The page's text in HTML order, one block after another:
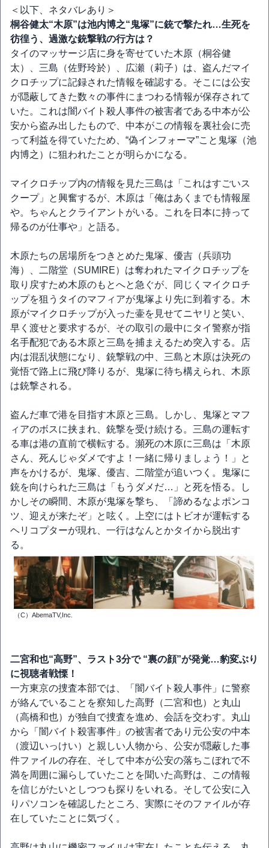
＜以下、ネタバレあり＞
桐谷健太“木原”は池内博之“鬼塚”に銃で撃たれ…生死を
彷徨う、過激な銃撃戦の行方は？
タイのマッサージ店に身を寄せていた木原（桐谷健
太）、三島（佐野玲於）、広瀬（莉子）は、盗んだマイ
クロチップに記録された情報を確認する。そこには公安
が隠蔽してきた数々の事件にまつわる情報が保存されて
いた。これは闇バイト殺人事件の被害者である中本が公
安から盗み出したもので、中本がこの情報を裏社会に売
って利益を得ていたため、“偽インフォーマ”こと鬼塚（池
内博之）に狙われたことが明らかになる。
マイクロチップ内の情報を見た三島は「これはすごいス
クープ」と興奮するが、木原は「俺はあくまでも情報屋
や。ちゃんとクライアントがいる。これを日本に持って
帰るのが仕事や」と語る。
木原たちの居場所をつきとめた鬼塚、優吉（兵頭功
海）、二階堂（SUMIRE）は奪われたマイクロチップを
取り戻すため木原のもとへと急ぐが、同じくマイクロチ
ップを狙うタイのマフィアが鬼塚より先に到着する。木
原がマイクロチップが入った壷を見せてニヤリと笑い、
早く渡せと要求するが、その取引の最中にタイ警察が指
名手配犯である木原と三島を捕まえるため突入する。店
内は混乱状態になり、銃撃戦の中、三島と木原は決死の
覚悟で路上に飛び降りるが、鬼塚に待ち構えられ、木原
は銃撃される。
盗んだ車で港を目指す木原と三島。しかし、鬼塚とマフ
ィアのボスに挟まれ、銃撃を受け続ける。三島の運転す
る車は港の直前で横転する。瀕死の木原に三島は「木原
さん、死んじゃダメですよ！一緒に帰りましょう！」と
声をかけるが、鬼塚、優吉、二階堂が追いつく。鬼塚に
銃を向けられた三島は「もうダメだ…」と死を悟る。し
かしその瞬間、木原が鬼塚を撃ち、「諦めるなよポンコ
ツ、迎えが来たぞ」と呟く。上空にはトビオが運転する
ヘリコプターが現れ、一行はなんとかタイから脱出す
る。
（C）AbemaTV,Inc.
二宮和也“高野”、ラスト3分で “裏の顔”が発覚…豹変ぶり
に視聴者戦慄！
一方東京の捜査本部では、「闇バイト殺人事件」に警察
が絡んでいることを察知した高野（二宮和也）と丸山
（高橋和也）が独自で捜査を進め、会話を交わす。丸山
から「闇バイト殺害事件」の被害者であり元公安の中本
（渡辺いっけい）と親しい人物から、公安が隠蔽した事
件ファイルの存在、そして中本が公安の落ちこぼれで不
満を周囲に漏らしていたことを聞いた高野は、この情報
を信じがたいとしつつも探りをいれる。そして公安に入
りパソコンを確認したところ、実際にそのファイルが存
在していたことに気づく。